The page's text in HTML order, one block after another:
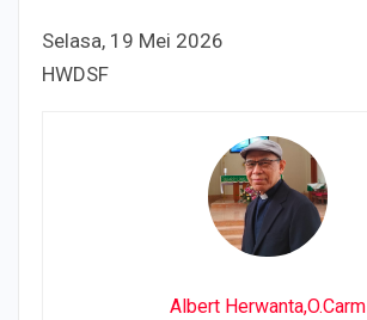
Selasa, 19 Mei 2026
HWDSF
Albert Herwanta,O.Carm